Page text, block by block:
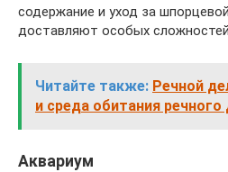
содержание и уход за
доставляют особых
Читайте также: Речной
и среда обитания
Аквариум